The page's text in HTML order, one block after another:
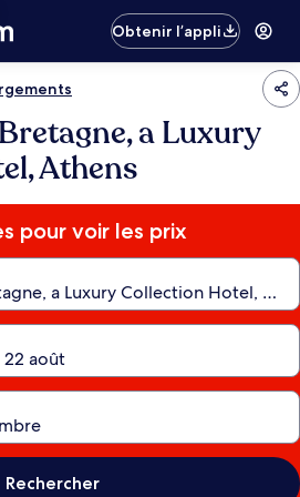
Obtenir l’appli
a Luxury
Athens
pour voir les prix
Rechercher